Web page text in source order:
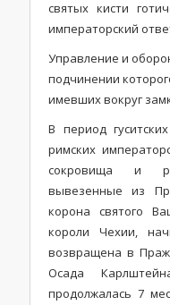
святых кисти
императорский
Управление и
подчинении
имевших вокруг
В период
римских
сокровища и
вывезенные из
корона святого
короли Чехии,
возвращена в
Осада
продолжалась 7